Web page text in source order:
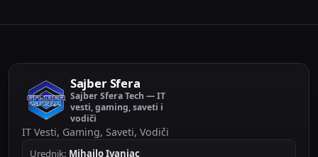
Sajber Sfera
Sajber Sfera Tech — IT
vesti, gaming, saveti i
vodiči
IT Vesti, Gaming, Saveti, Vodiči
Urednik: Mihailo Ivanjac